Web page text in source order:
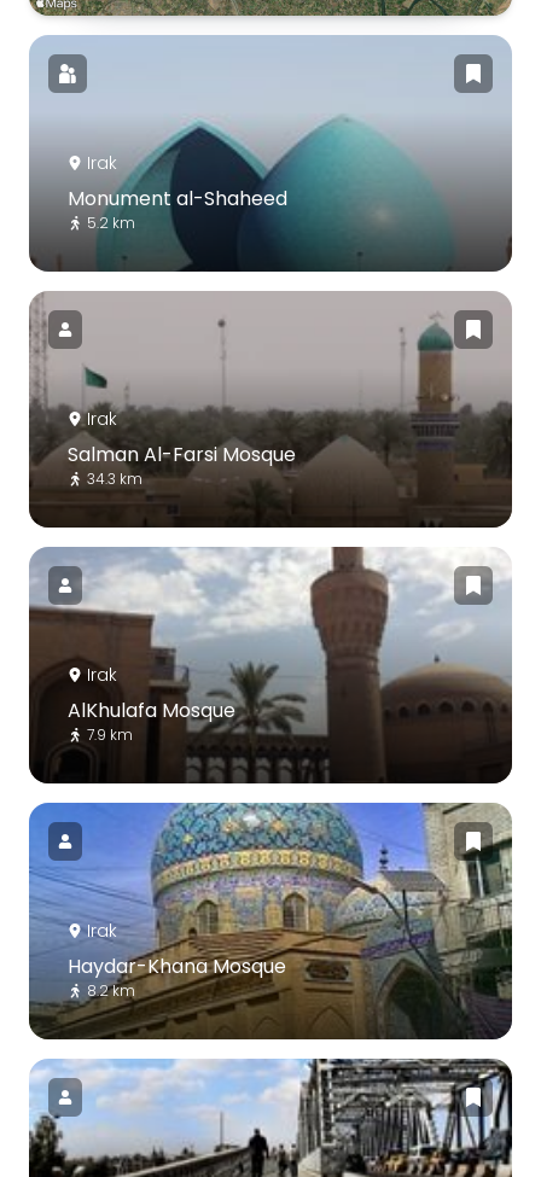
Irak
Monument al-Shaheed
5.2 km
Irak
Salman Al-Farsi Mosque
34.3 km
Irak
AlKhulafa Mosque
7.9 km
Irak
Haydar-Khana Mosque
8.2 km